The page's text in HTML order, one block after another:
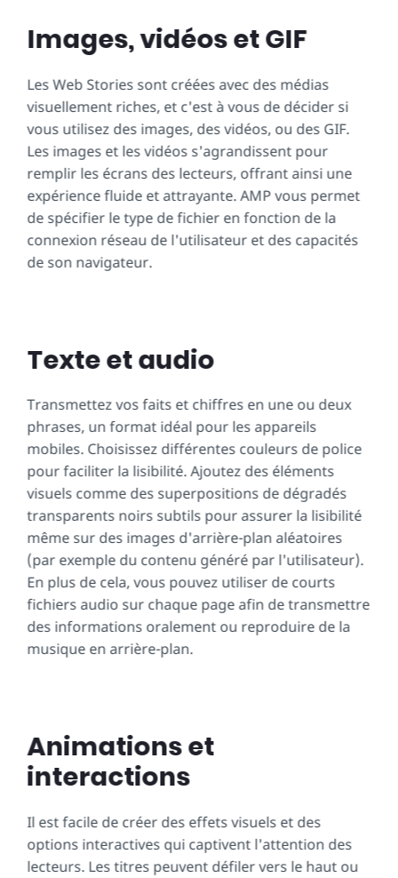
Images, vidéos et GIF
Les Web Stories sont créées avec des médias
visuellement riches, et c'est à vous de décider si
vous utilisez des images, des vidéos, ou des GIF.
Les images et les vidéos s'agrandissent pour
remplir les écrans des lecteurs, offrant ainsi une
expérience fluide et attrayante. AMP vous permet
de spécifier le type de fichier en fonction de la
connexion réseau de l'utilisateur et des capacités
de son navigateur.
Texte et audio
Transmettez vos faits et chiffres en une ou deux
phrases, un format idéal pour les appareils
mobiles. Choisissez différentes couleurs de police
pour faciliter la lisibilité. Ajoutez des éléments
visuels comme des superpositions de dégradés
transparents noirs subtils pour assurer la lisibilité
même sur des images d'arrière-plan aléatoires
(par exemple du contenu généré par l'utilisateur).
En plus de cela, vous pouvez utiliser de courts
fichiers audio sur chaque page afin de transmettre
des informations oralement ou reproduire de la
musique en arrière-plan.
Animations et
interactions
Il est facile de créer des effets visuels et des
options interactives qui captivent l'attention des
lecteurs. Les titres peuvent défiler vers le haut ou